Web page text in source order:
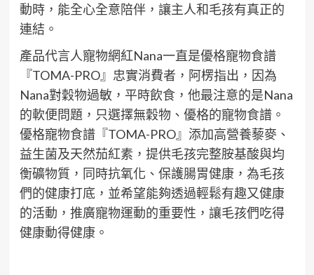
動時，能全心全意陪伴，讓主人和毛孩有真正的
連結。
產品代言人寵物網紅Nana一直是優格寵物食譜
『TOMA-PRO』忠實消費者，阿楞指出，因為
Nana對穀物過敏，平時飲食，他最注意的是Nana
的軟便問題，只選擇無穀物、優格的寵物食譜。
優格寵物食譜『TOMA-PRO』添加高營養藜麥、
益生菌及天然茄紅素，提供毛孩完整胺基酸與均
衡礦物質，同時抗氧化、保護腸胃健康，為毛孩
們的健康打底，並希望能夠透過輕鬆有趣又健康
的活動，推廣寵物運動的重要性，讓毛孩們吃得
健康動得健康。